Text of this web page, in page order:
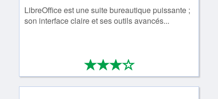
LibreOffice est une suite bureautique puissante ;
son interface claire et ses outils avancés...
****
3/4